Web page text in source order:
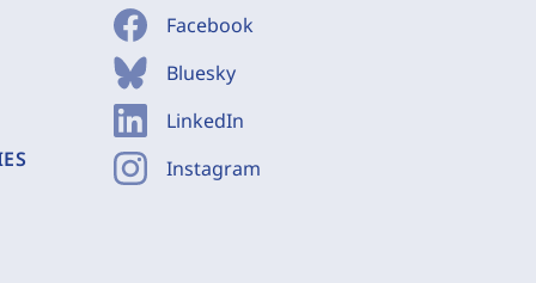
Facebook
Bluesky
LinkedIn
Instagram